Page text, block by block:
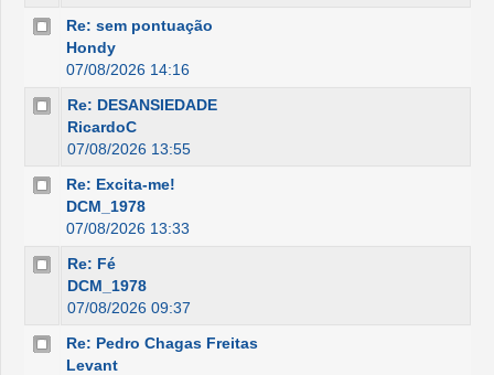
Re: sem pontuação
Hondy
07/08/2026 14:16
Re: DESANSIEDADE
RicardoC
07/08/2026 13:55
Re: Excita-me!
DCM_1978
07/08/2026 13:33
Re: Fé
DCM_1978
07/08/2026 09:37
Re: Pedro Chagas Freitas
Levant